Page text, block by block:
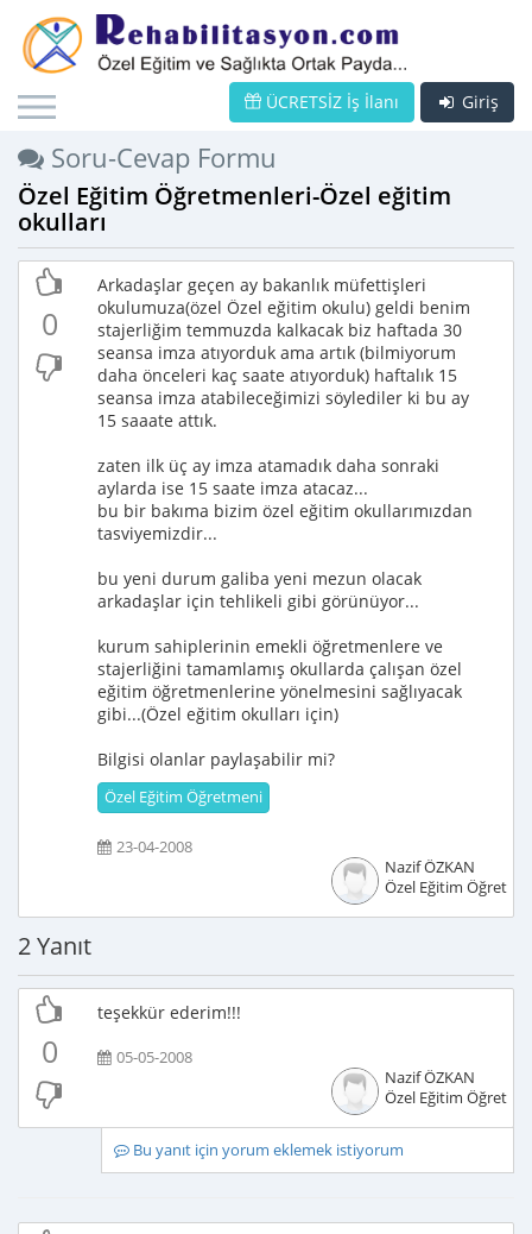
Giriş
ÜCRETSİZ İş İlanı
Soru-Cevap Formu
Özel Eğitim Öğretmenleri-Özel eğitim
okulları
0
Arkadaşlar geçen ay bakanlık müfettişleri
okulumuza(özel Özel eğitim okulu) geldi benim
stajerliğim temmuzda kalkacak biz haftada 30
seansa imza atıyorduk ama artık (bilmiyorum
daha önceleri kaç saate atıyorduk) haftalık 15
seansa imza atabileceğimizi söylediler ki bu ay
15 saaate attık.
zaten ilk üç ay imza atamadık daha sonraki
aylarda ise 15 saate imza atacaz...
bu bir bakıma bizim özel eğitim okullarımızdan
tasviyemizdir...
bu yeni durum galiba yeni mezun olacak
arkadaşlar için tehlikeli gibi görünüyor...
kurum sahiplerinin emekli öğretmenlere ve
stajerliğini tamamlamış okullarda çalışan özel
eğitim öğretmenlerine yönelmesini sağlıyacak
gibi...(Özel eğitim okulları için)
Bilgisi olanlar paylaşabilir mi?
Özel Eğitim Öğretmeni
23-04-2008
Nazif ÖZKAN
Özel Eğitim
2 Yanıt
0
teşekkür ederim!!!
05-05-2008
Nazif ÖZKAN
Özel Eğitim
Bu yanıt için yorum eklemek istiyorum